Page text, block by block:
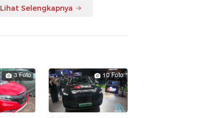
Lihat Selengkapnya
3 Foto 10 Foto